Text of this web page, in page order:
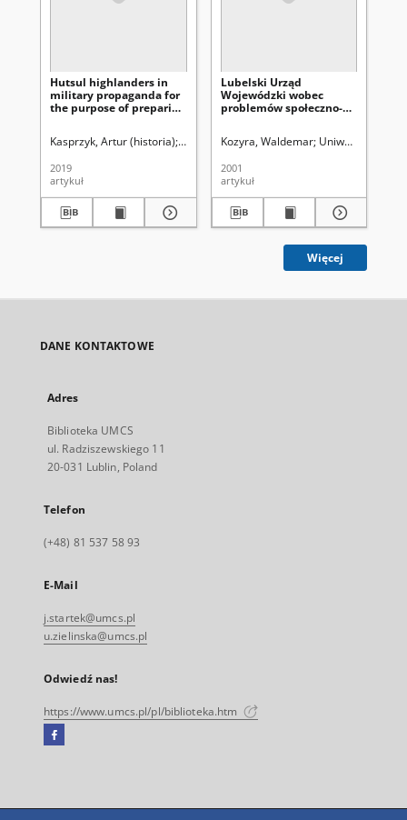
Hutsul highlanders in
military propaganda for
the purpose of preparing
Second Polish Republic
problems)
Kasprzyk, Artur (historia) Latawiec, Krzysztof. Red. Uniwersytet Marii
2019
artykuł
Lubelski Urząd
Wojewódzki wobec
problemów społeczno-
1919-1926
Kozyra, Waldemar Uniwersytet
2001
artykuł
Więcej
DANE KONTAKTOWE
Adres
Biblioteka UMCS
ul. Radziszewskiego 11
20-031 Lublin, Poland
Telefon
(+48) 81 537 58 93
E-Mail
j.startek@umcs.pl
u.zielinska@umcs.pl
Odwiedź nas!
https://www.umcs.pl/pl/biblioteka.htm
Facebook
się